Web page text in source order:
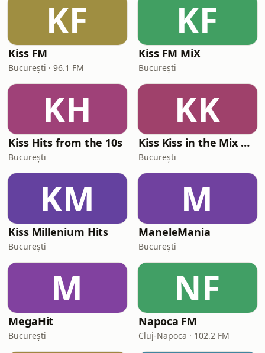
KF
Kiss FM
București · 96.1 FM
KF
Kiss FM MiX
București
KH
Kiss Hits from the 10s
București
KK
Kiss Kiss in the Mix Radio
București
KM
Kiss Millenium Hits
București
M
ManeleMania
București
M
MegaHit
București
NF
Napoca FM
Cluj-Napoca · 102.2 FM